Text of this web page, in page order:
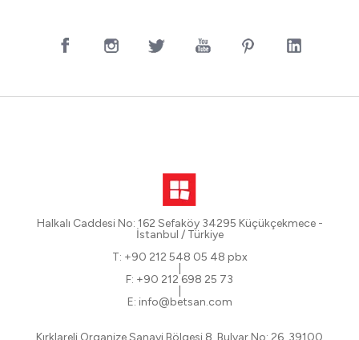
Halkalı Caddesi No: 162 Sefaköy 34295 Küçükçekmece -
İstanbul / Türkiye
T: +90 212 548 05 48 pbx
F: +90 212 698 25 73
E: info@betsan.com
Kırklareli Organize Sanayi Bölgesi 8. Bulvar No: 26, 39100